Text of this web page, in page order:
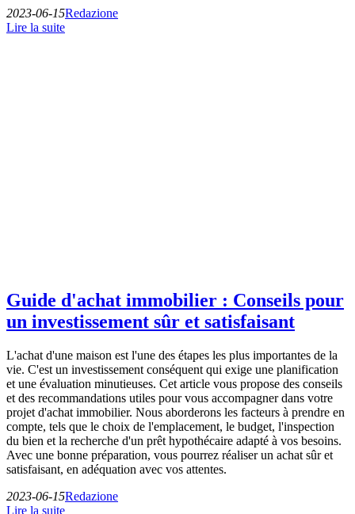
2023-06-15Redazione
Lire la suite
Guide d'achat immobilier : Conseils pour
un investissement sûr et satisfaisant
L'achat d'une maison est l'une des étapes les plus importantes de la
vie. C'est un investissement conséquent qui exige une planification
et une évaluation minutieuses. Cet article vous propose des conseils
et des recommandations utiles pour vous accompagner dans votre
projet d'achat immobilier. Nous aborderons les facteurs à prendre en
compte, tels que le choix de l'emplacement, le budget, l'inspection
du bien et la recherche d'un prêt hypothécaire adapté à vos besoins.
Avec une bonne préparation, vous pourrez réaliser un achat sûr et
satisfaisant, en adéquation avec vos attentes.
2023-06-15Redazione
Lire la suite